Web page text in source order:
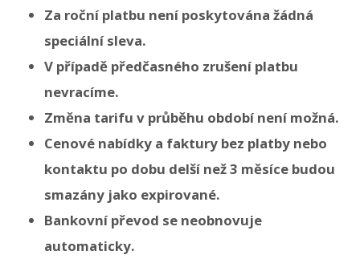
Za roční platbu není poskytována žádná
speciální sleva.
V případě předčasného zrušení platbu
nevracíme.
Změna tarifu v průběhu období není možná.
Cenové nabídky a faktury bez platby nebo
kontaktu po dobu delší než 3 měsíce budou
smazány jako expirované.
Bankovní převod se neobnovuje
automaticky.